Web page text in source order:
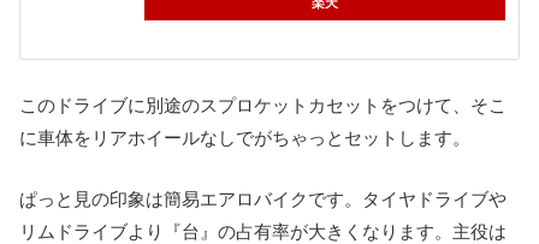
このドライブに別途のスプロケットカセットをつけて、そこ
に車体をリアホイールなしでがちゃっとセットします。
ぱっと見の印象は簡易エアロバイクです。タイヤドライブや
リムドライブより『台』の占有率が大きくなります。主役は